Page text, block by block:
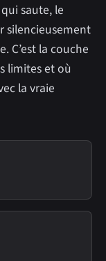
saute, le
silencieusement
C’est la couche
limites et où
la vraie